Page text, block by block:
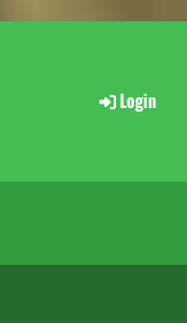
Login